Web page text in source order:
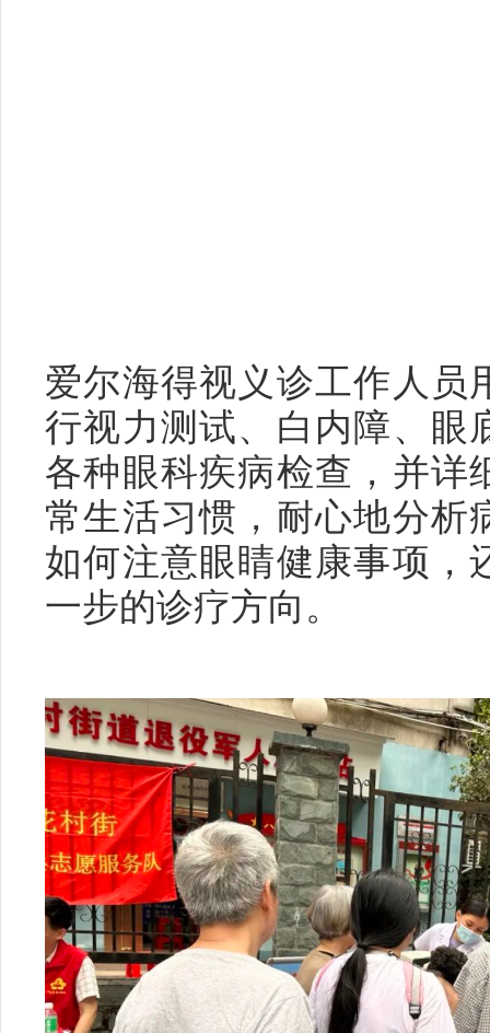
爱尔海得视义诊工作人员
行视力测试、白内障、眼
各种眼科疾病检查，并详
常生活习惯，耐心地分析
如何注意眼睛健康事项，
一步的诊疗方向。